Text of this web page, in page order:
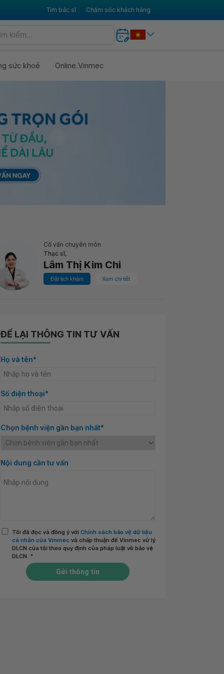
Tìm bác sĩ Chăm sóc khách hàng
sức khoẻ Online.Vinmec
Cố vấn chuyên môn
Thạc sĩ,
Lâm Thị Kim Chi
Đặt lịch khám Xem chi tiết
ĐỂ LẠI THÔNG TIN TƯ VẤN
Họ và tên*
Số điện thoại*
Chọn bệnh viện gần bạn nhất*
Nội dung cần tư vấn
Tôi đã đọc và đồng ý với Chính sách bảo vệ dữ liệu
cá nhân của Vinmec và chấp thuận để Vinmec xử lý
DLCN của tôi theo quy định của pháp luật về bảo vệ
DLCN. *
Gửi thông tin